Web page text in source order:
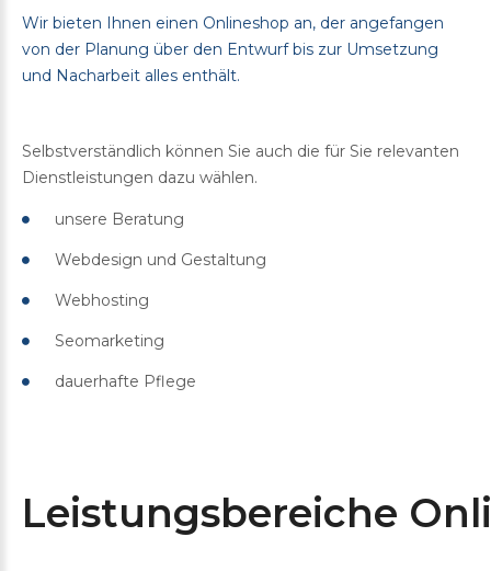
Wir bieten Ihnen einen Onlineshop an, der angefangen
von der Planung über den Entwurf bis zur Umsetzung
und Nacharbeit alles enthält.
Selbstverständlich können Sie auch die für Sie relevanten
Dienstleistungen dazu wählen.
unsere Beratung
Webdesign und Gestaltung
Webhosting
Seomarketing
dauerhafte Pflege
Leistungsbereiche